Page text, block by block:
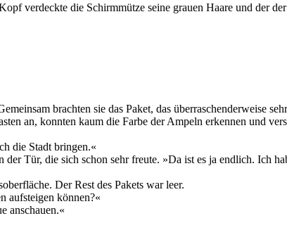
verdeckte die Schirmmütze seine grauen Haare und der
brachten sie das Paket, das überraschenderweise
an, konnten kaum die Farbe der Ampeln erkennen und
die Stadt bringen.«
Tür, die sich schon sehr freute. »Da ist es ja endlich. Ich
Der Rest des Pakets war leer.
aufsteigen können?«
anschauen.«